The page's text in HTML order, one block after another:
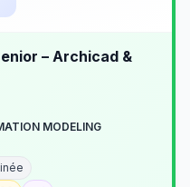
– Archicad &
MODELING